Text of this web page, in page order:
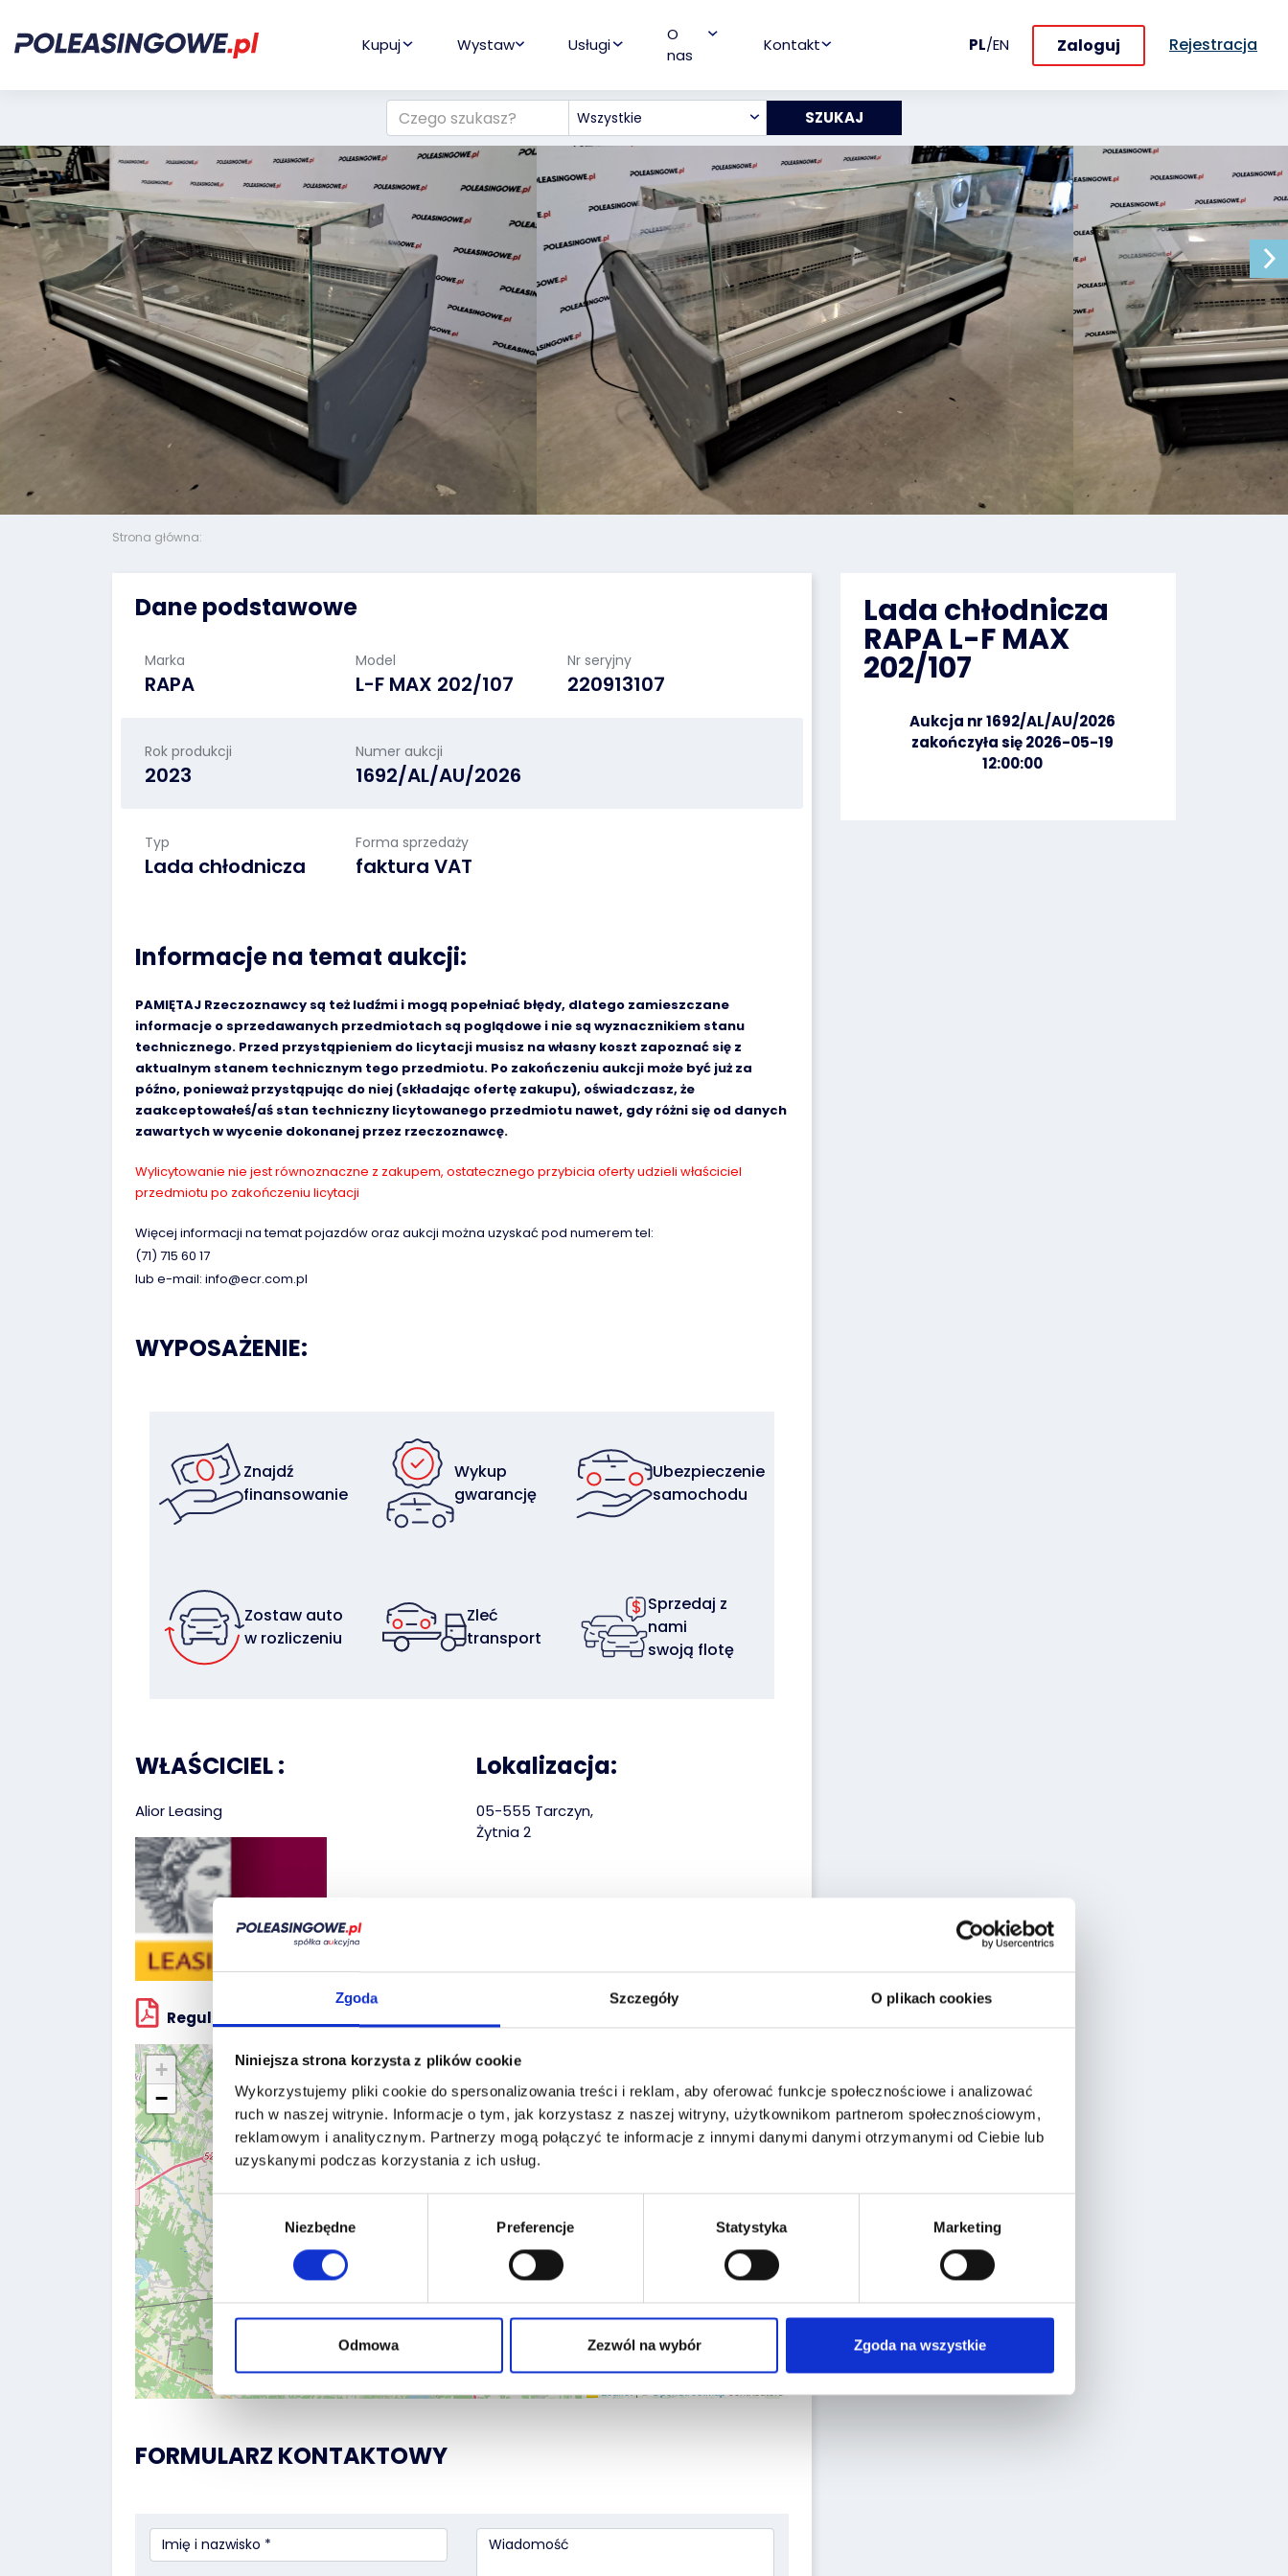
Zgoda Szczegóły O plikach cookies
Niniejsza strona korzysta z plików cookie
Wykorzystujemy pliki cookie do spersonalizowania treści i reklam, aby oferować funkcje społecznościowe i analizować
ruch w naszej witrynie. Informacje o tym, jak korzystasz z naszej witryny, użytkownikom partnerom społecznościowym,
reklamowym i analitycznym. Partnerzy mogą połączyć te informacje z innymi danymi danymi otrzymanymi od Ciebie lub
uzyskanymi podczas korzystania z ich usług.
zgody
Niezbędne Preferencje Statystyka Marketing
Odmowa Zezwól na wybór Zgoda na wszystkie
Kupuj Wystaw Usługi
O
nas
Kontakt PL/EN Zaloguj Rejestracja
Wszystkie
Strona główna:
Dane podstawowe
Marka
RAPA
Model
L-F MAX 202/107
Nr seryjny
220913107
Rok produkcji
2023
Numer aukcji
1692/AL/AU/2026
Typ
Lada chłodnicza
Forma sprzedaży
faktura VAT
Informacje na temat aukcji:
PAMIĘTAJ Rzeczoznawcy są też ludźmi i mogą popełniać błędy, dlatego zamieszczane
informacje o sprzedawanych przedmiotach są poglądowe i nie są wyznacznikiem stanu
technicznego. Przed przystąpieniem do licytacji musisz na własny koszt zapoznać się z
aktualnym stanem technicznym tego przedmiotu. Po zakończeniu aukcji może być już za
późno, ponieważ przystąpując do niej (składając ofertę zakupu), oświadczasz, że
zaakceptowałeś/aś stan techniczny licytowanego przedmiotu nawet, gdy różni się od danych
zawartych w wycenie dokonanej przez rzeczoznawcę.
Wylicytowanie nie jest równoznaczne z zakupem, ostatecznego przybicia oferty udzieli właściciel
przedmiotu po zakończeniu licytacji
Więcej informacji na temat pojazdów oraz aukcji można uzyskać pod numerem tel:
(71) 715 60 17
lub e-mail: info@ecr.com.pl
WYPOSAŻENIE:
Znajdź
finansowanie
Wykup
gwarancję
Ubezpieczenie
samochodu
Zostaw auto
w rozliczeniu
Zleć
transport
Sprzedaj z
nami
swoją flotę
WŁAŚCICIEL :
Alior Leasing
Regulaminy sprzedawcy
Lokalizacja:
05-555 Tarczyn,
Żytnia 2
+
−
Leaflet|©OpenStreetMapcontributors
FORMULARZ KONTAKTOWY
Lada chłodnicza
RAPA L-F MAX
202/107
Aukcja nr 1692/AL/AU/2026
zakończyła się 2026-05-19
12:00:00